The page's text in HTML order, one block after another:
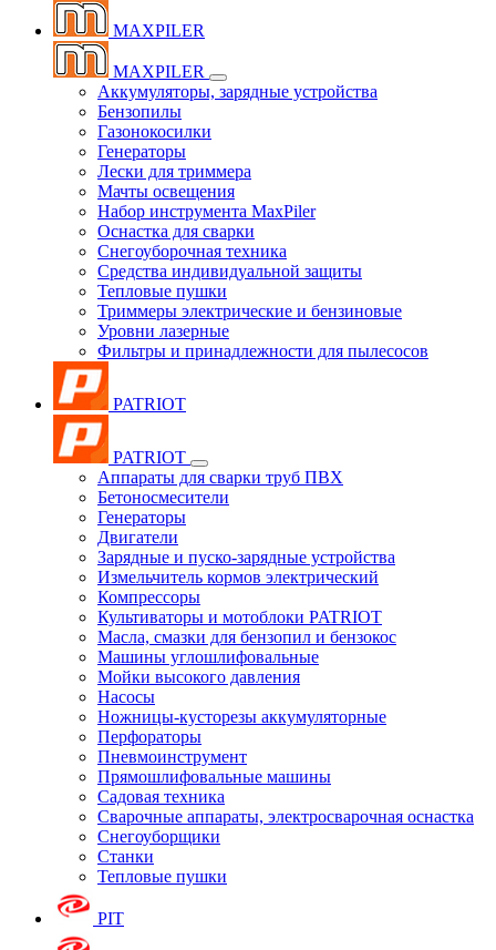
MAXPILER
MAXPILER
Аккумуляторы, зарядные устройства
Бензопилы
Газонокосилки
Генераторы
Лески для триммера
Мачты освещения
Набор инструмента MaxPiler
Оснастка для сварки
Снегоуборочная техника
Средства индивидуальной защиты
Тепловые пушки
Триммеры электрические и бензиновые
Уровни лазерные
Фильтры и принадлежности для пылесосов
PATRIOT
PATRIOT
Аппараты для сварки труб ПВХ
Бетоносмесители
Генераторы
Двигатели
Зарядные и пуско-зарядные устройства
Измельчитель кормов электрический
Компрессоры
Культиваторы и мотоблоки PATRIOT
Масла, смазки для бензопил и бензокос
Машины углошлифовальные
Мойки высокого давления
Насосы
Ножницы-кусторезы аккумуляторные
Перфораторы
Пневмоинструмент
Прямошлифовальные машины
Садовая техника
Сварочные аппараты, электросварочная оснастка
Снегоуборщики
Станки
Тепловые пушки
PIT